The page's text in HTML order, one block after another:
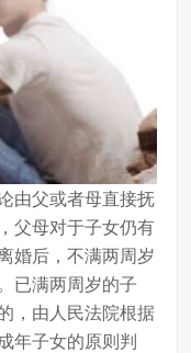
由父或者母直接抚
父母对于子女仍有
婚后，不满两周岁
已满两周岁的子
，由人民法院根据
年子女的原则判